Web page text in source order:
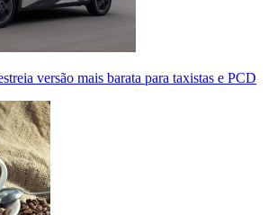
versão mais barata para taxistas e PCD